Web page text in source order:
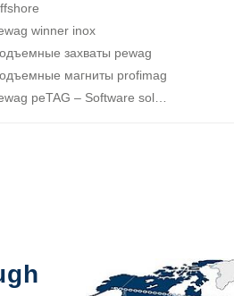
winner inox
захваты pewag
магниты profimag